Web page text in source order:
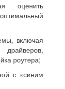
оценить
включая
роутера;
с «синим